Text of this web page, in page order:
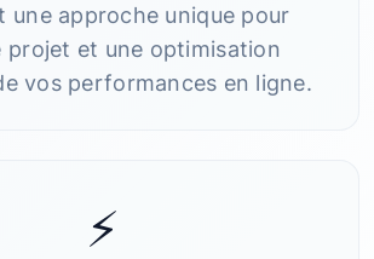
une approche unique pour
projet et une optimisation
vos performances en ligne.
⚡